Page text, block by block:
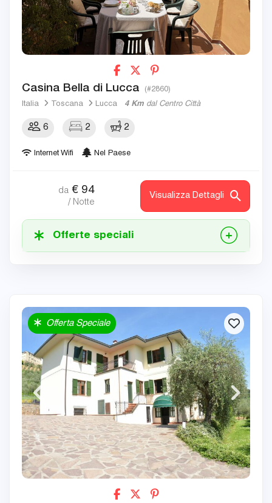
Casina Bella di Lucca (#2860)
Italia Toscana Lucca 4 Km dal Centro Città
6 2 2
Internet Wifi Nel Paese
da € 94
/ Notte
Visualizza Dettagli
Offerte speciali
Offerta Speciale